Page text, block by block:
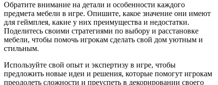
Обратите внимание на детали и особенности каждого
предмета мебели в игре. Опишите, какое значение они имеют
для геймплея, какие у них преимущества и недостатки.
Поделитесь своими стратегиями по выбору и расстановке
мебели, чтобы помочь игрокам сделать свой дом уютным и
стильным.
Используйте свой опыт и экспертизу в игре, чтобы
предложить новые идеи и решения, которые помогут игрокам
преодолеть сложности и преуспеть в декорировании своего